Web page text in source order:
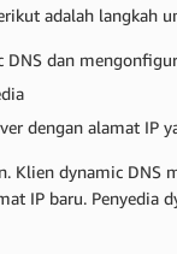
adalah langkah
dan
dengan alamat IP
Klien dynamic
IP baru. Penyedia